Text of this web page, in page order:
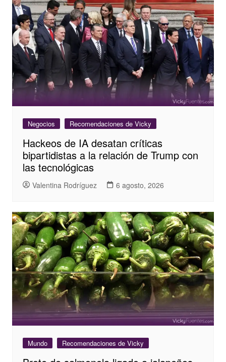
Negocios Recomendaciones de Vicky
Hackeos de IA desatan críticas
bipartidistas a la relación de Trump con
las tecnológicas
Valentina Rodríguez 6 agosto, 2026
Mundo Recomendaciones de Vicky